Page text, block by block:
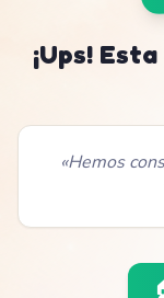
¡Ups!
«Hemos